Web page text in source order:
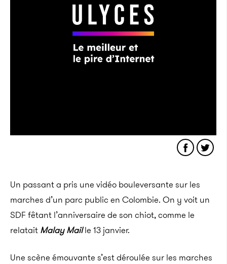
Un passant a pris une vidéo bouleversante sur les
marches d’un parc public en Colombie. On y voit un
SDF fêtant l’anniversaire de son chiot, comme le
relatait Malay Mail le 13 janvier.
Une scène émouvante s’est déroulée sur les marches